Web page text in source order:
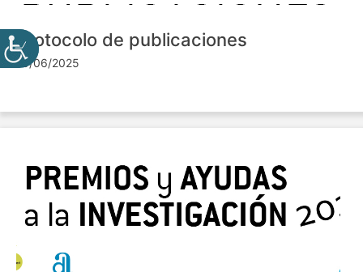
Protocolo de publicaciones
10/06/2025